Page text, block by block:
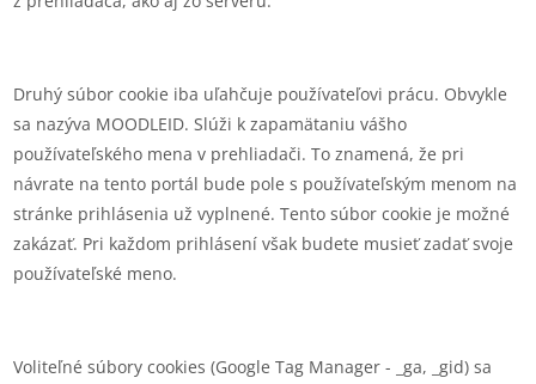
Druhý súbor cookie iba uľahčuje používateľovi prácu. Obvykle
sa nazýva MOODLEID. Slúži k zapamätaniu vášho
používateľského mena v prehliadači. To znamená, že pri
návrate na tento portál bude pole s používateľským menom na
stránke prihlásenia už vyplnené. Tento súbor cookie je možné
zakázať. Pri každom prihlásení však budete musieť zadať svoje
používateľské meno.
Voliteľné súbory cookies (Google Tag Manager - _ga, _gid) sa